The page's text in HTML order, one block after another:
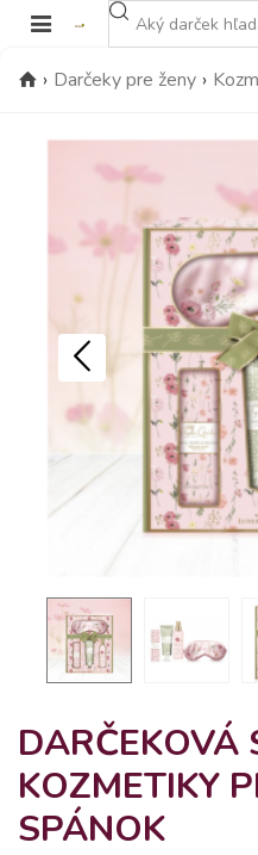
› Darčeky pre ženy ›
DARČEKOVÁ
KOZMETIKY
SPÁNOK